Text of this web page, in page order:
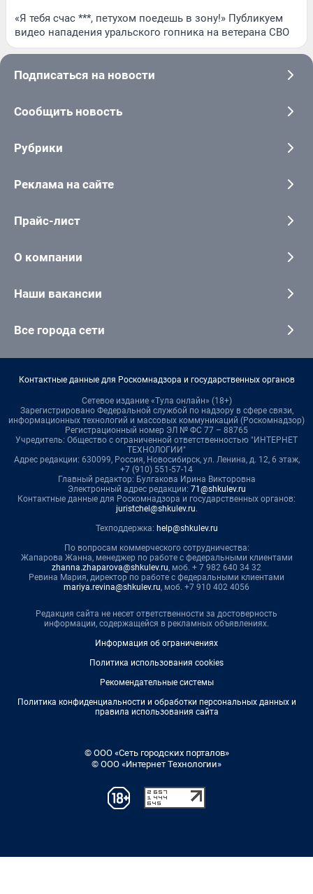
«Я тебя счас ***, петухом поедешь в зону!» Публикуем
видео нападения уральского гопника на ветерана СВО
Подписаться на новости
Сообщить новость
Рубрики
Реклама на сайте
Прайс-лист
О компании
Наши вакансии
Все города сети
Контактные данные для Роскомнадзора и государственных органов
Сетевое издание «Тула онлайн» (18+)
Зарегистрировано Федеральной службой по надзору в сфере связи,
информационных технологий и массовых коммуникаций (Роскомнадзор)
Регистрационный номер ЭЛ № ФС 77 – 88765
Учредитель: Общество с ограниченной ответственностью "ИНТЕРНЕТ
ТЕХНОЛОГИИ"
Адрес редакции: 630099, Россия, Новосибирск, ул. Ленина, д. 12, 6 этаж,
+7 (910) 551-57-14
Главный редактор: Булгакова Ирина Викторовна
Электронный адрес редакции: 71@shkulev.ru
Контактные данные для Роскомнадзора и государственных органов:
juristchel@shkulev.ru.
Техподдержка: help@shkulev.ru
По вопросам коммерческого сотрудничества:
Жапарова Жанна, менеджер по работе с федеральными клиентами
zhanna.zhaparova@shkulev.ru, моб. + 7 982 640 34 32
Ревина Мария, директор по работе с федеральными клиентами
mariya.revina@shkulev.ru, моб. +7 910 402 4056
Редакция сайта не несет ответственности за достоверность
информации, содержащейся в рекламных объявлениях.
Информация об ограничениях
Политика использования cookies
Рекомендательные системы
Политика конфиденциальности и обработки персональных данных и
правила использования сайта
© ООО «Сеть городских порталов»
© ООО «Интернет Технологии»